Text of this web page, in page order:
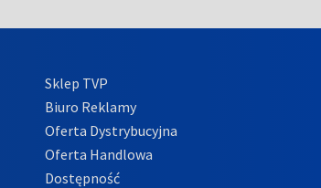
Sklep TVP
Biuro Reklamy
Oferta Dystrybucyjna
Oferta Handlowa
Dostępność